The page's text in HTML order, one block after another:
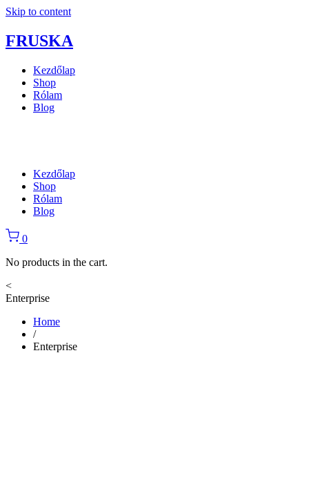
Skip to content
FRUSKA
Kezdőlap
Shop
Rólam
Blog
Kezdőlap
Shop
Rólam
Blog
0
No products in the cart.
<
Enterprise
Home
/
Enterprise